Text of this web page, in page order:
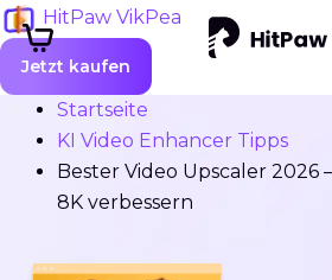
HitPaw VikPea
Jetzt kaufen
Startseite
KI Video Enhancer Tipps
Bester Video Upscaler 2026
8K verbessern